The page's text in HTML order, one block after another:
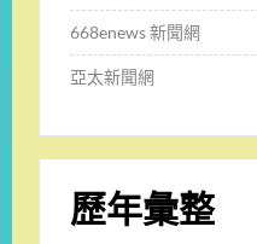
668enews 新聞網
亞太新聞網
歷年彙整